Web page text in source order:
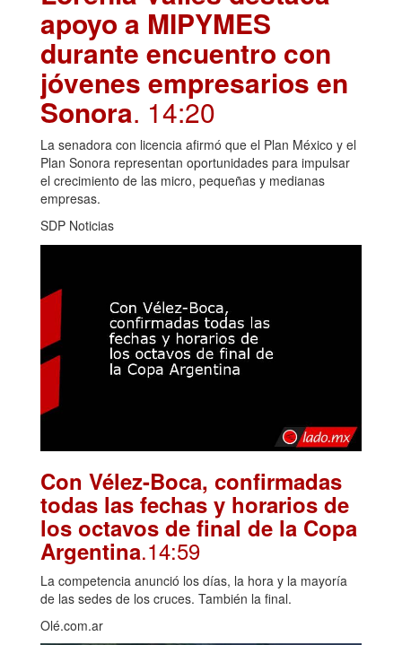
apoyo a MIPYMES
durante encuentro con
jóvenes empresarios en
Sonora. 14:20
La senadora con licencia afirmó que el Plan México y el
Plan Sonora representan oportunidades para impulsar
el crecimiento de las micro, pequeñas y medianas
empresas.
SDP Noticias
Con Vélez-Boca, confirmadas
todas las fechas y horarios de
los octavos de final de la Copa
Argentina.14:59
La competencia anunció los días, la hora y la mayoría
de las sedes de los cruces. También la final.
Olé.com.ar